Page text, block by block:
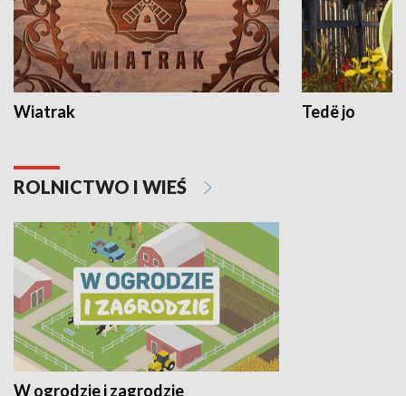
Wiatrak Tedë jo
ROLNICTWO I WIEŚ
W ogrodzie i zagrodzie